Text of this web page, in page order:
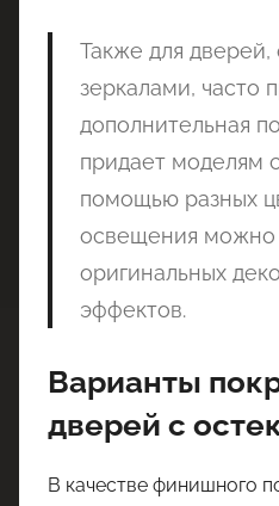
Также для дверей,
зеркалами, часто
дополнительная
придает моделям
помощью разных
освещения можно
оригинальных
эффектов.
Варианты
дверей с
В качестве финишного